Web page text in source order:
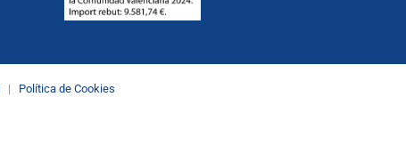
| Política de Cookies